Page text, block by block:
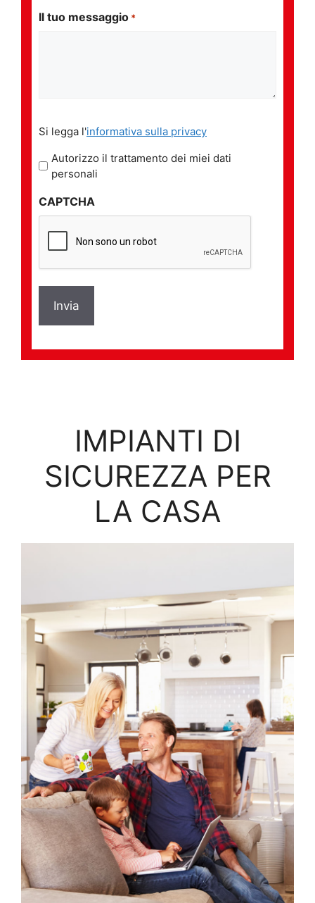
Il tuo messaggio *
legga
l'informativa
sulla
*
Si legga l'informativa sulla privacy
Autorizzo il trattamento dei miei dati
personali
CAPTCHA
IMPIANTI DI
SICUREZZA PER
LA CASA